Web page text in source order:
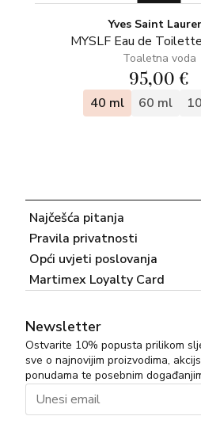
Yves Saint
MYSLF Eau de
Toaletna voda
95,00 €
40 ml 60 ml
Najčešća pitanja
Pravila privatnosti
Opći uvjeti poslovanja
Martimex Loyalty Card
Newsletter
Ostvarite 10% popusta prilikom
sve o najnovijim proizvodima,
ponudama te posebnim